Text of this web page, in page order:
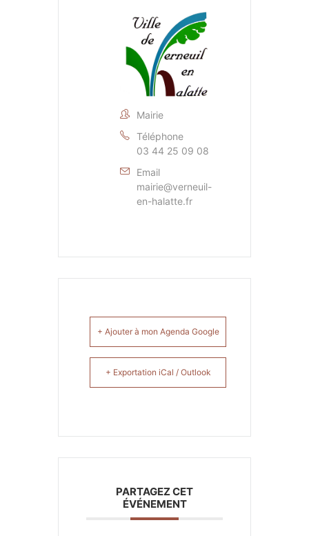
Mairie
Téléphone
03 44 25 09 08
Email
mairie@verneuil-
en-halatte.fr
+ Ajouter à mon Agenda Google
+ Exportation iCal / Outlook
PARTAGEZ CET
ÉVÉNEMENT